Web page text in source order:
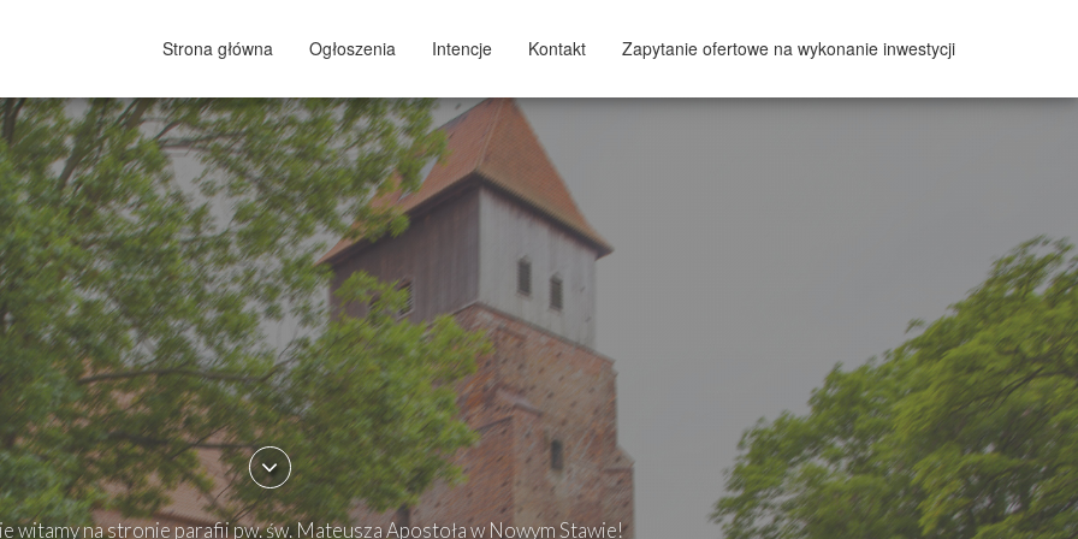
Strona główna Ogłoszenia Intencje Kontakt Zapytanie ofertowe na wykonanie inwestycji
witamy na stronie parafii pw. św. Mateusza Apostoła w Nowym Stawie!